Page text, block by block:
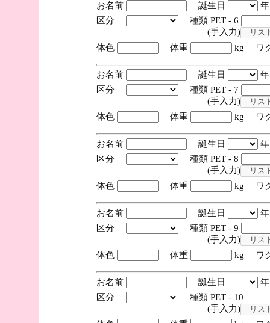
お名前 誕生日
区分
種類 PET - 6
(手入力)
体色
体重 kg ワ
お名前 誕生日
区分
種類 PET - 7
(手入力)
体色
体重 kg ワ
お名前 誕生日
区分
種類 PET - 8
(手入力)
体色
体重 kg ワ
お名前 誕生日
区分
種類 PET - 9
(手入力)
体色
体重 kg ワ
お名前 誕生日
区分
種類 PET - 10
(手入力)